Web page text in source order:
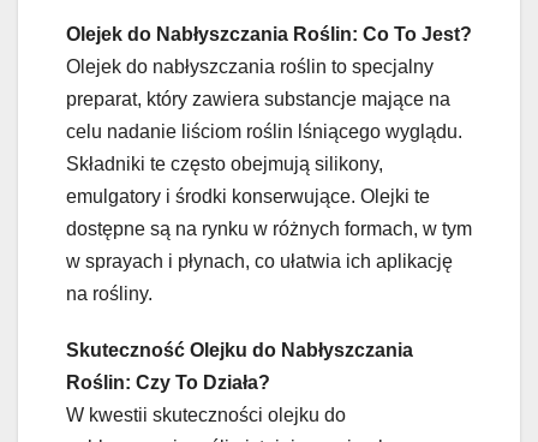
Olejek do Nabłyszczania Roślin: Co To Jest?
Olejek do nabłyszczania roślin to specjalny
preparat, który zawiera substancje mające na
celu nadanie liściom roślin lśniącego wyglądu.
Składniki te często obejmują silikony,
emulgatory i środki konserwujące. Olejki te
dostępne są na rynku w różnych formach, w tym
w sprayach i płynach, co ułatwia ich aplikację
na rośliny.
Skuteczność Olejku do Nabłyszczania
Roślin: Czy To Działa?
W kwestii skuteczności olejku do